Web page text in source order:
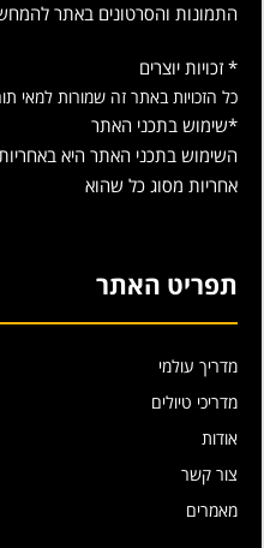
התמונות והסרטונים באתר
* זכויות יוצרים
כל הזכויות באתר זה שמורות למאי
*שימוש בתכני האתר
השימוש בתכני האתר היא
אחריות מסוג כל שהוא
תפריט האתר
מדריך עולמי
מדריכי טיולים
אודות
צור קשר
מאמרים